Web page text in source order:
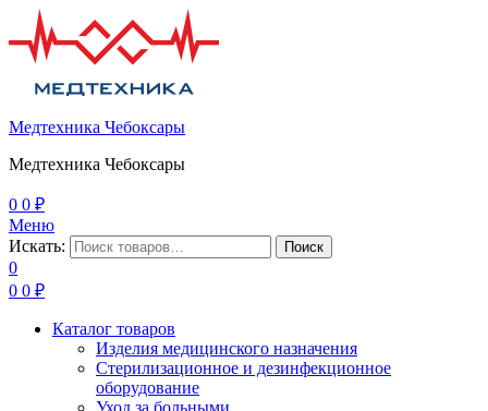
Медтехника Чебоксары
Медтехника Чебоксары
0 0 ₽
Меню
Искать:
Поиск
0
0 0 ₽
Каталог товаров
Изделия медицинского назначения
Стерилизационное и дезинфекционное
оборудование
Уход за больными